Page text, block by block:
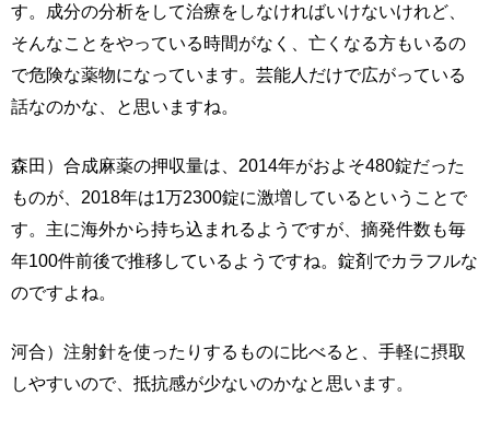
す。成分の分析をして治療をしなければいけないけれど、
そんなことをやっている時間がなく、亡くなる方もいるの
で危険な薬物になっています。芸能人だけで広がっている
話なのかな、と思いますね。
森田）合成麻薬の押収量は、2014年がおよそ480錠だった
ものが、2018年は1万2300錠に激増しているということで
す。主に海外から持ち込まれるようですが、摘発件数も毎
年100件前後で推移しているようですね。錠剤でカラフルな
のですよね。
河合）注射針を使ったりするものに比べると、手軽に摂取
しやすいので、抵抗感が少ないのかなと思います。